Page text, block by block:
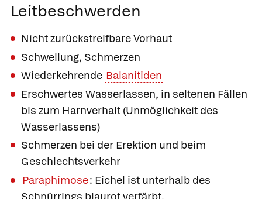
Leitbeschwerden
Nicht zurückstreifbare Vorhaut
Schwellung, Schmerzen
Wiederkehrende Balanitiden
Erschwertes Wasserlassen, in seltenen Fällen
bis zum Harnverhalt (Unmöglichkeit des
Wasserlassens)
Schmerzen bei der Erektion und beim
Geschlechtsverkehr
Paraphimose: Eichel ist unterhalb des